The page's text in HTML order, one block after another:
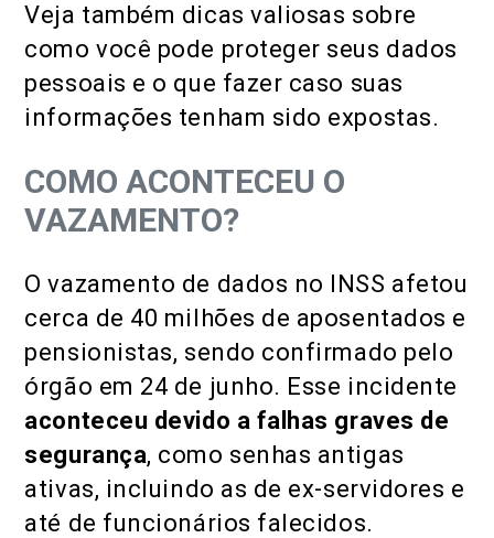
Veja também dicas valiosas sobre
como você pode proteger seus dados
pessoais e o que fazer caso suas
informações tenham sido expostas.
COMO ACONTECEU O
VAZAMENTO?
O vazamento de dados no INSS afetou
cerca de 40 milhões de aposentados e
pensionistas, sendo confirmado pelo
órgão em 24 de junho. Esse incidente
aconteceu devido a falhas graves de
segurança, como senhas antigas
ativas, incluindo as de ex-servidores e
até de funcionários falecidos.